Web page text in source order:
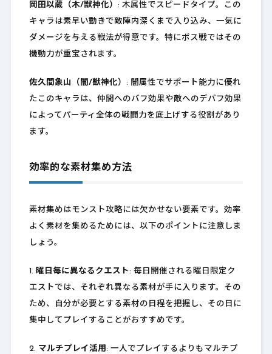
岡田以蔵（木/獣神化） : 木属性でスピードタイプ。この
キャラは素早い動きで敵陣内深くまで入り込み、一気に
ダメージを与える戦法が得意です。特にボス戦ではその
機動力が重宝されます。
佐久間象山（闇/獣神化） : 闇属性でサポート能力に優れ
たこのキャラは、仲間へのバフ効果や敵へのデバフ効果
によってパーティ全体の戦闘力を底上げする役割があり
ます。
効率的な素材集め方法
素材集めはモンスト攻略には欠かせない要素です。効率
よく素材を集めるためには、以下のポイントに注意しま
しょう。
1. 曜日毎に異なるクエスト: 毎日開催される曜日限定ク
エストでは、それぞれ異なる素材が手に入ります。その
ため、自分が必要とする素材の日程を把握し、その日に
集中してプレイすることがおすすめです。
2. マルチプレイ活用 : 一人でプレイするよりもマルチプ